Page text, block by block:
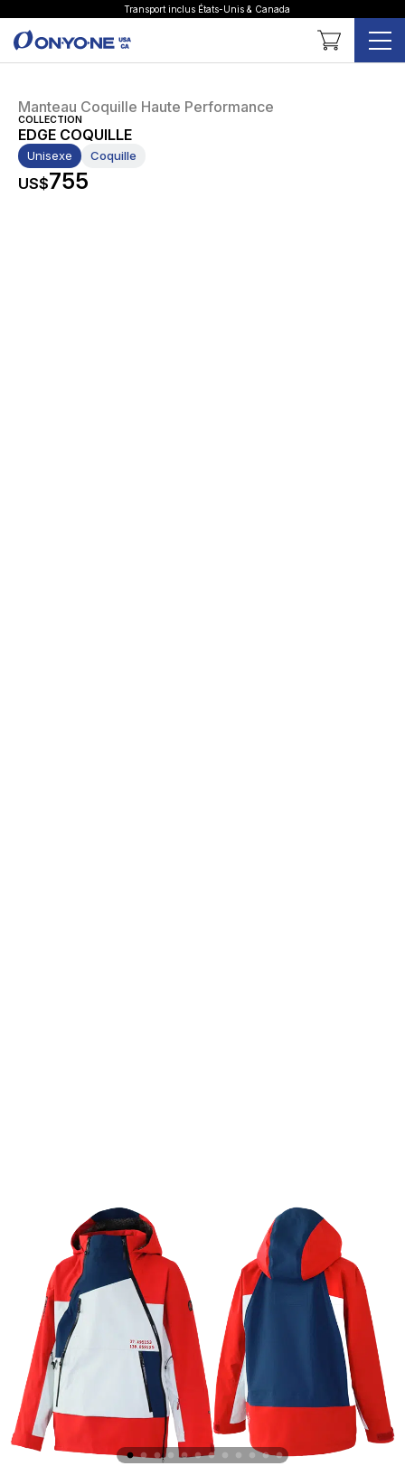
Transport inclus États-Unis & Canada
Panier
Manteau Coquille Haute Performance
COLLECTION
EDGE COQUILLE
Unisexe Coquille
US$755